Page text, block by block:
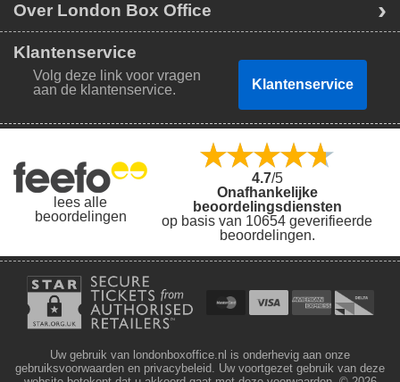
Over London Box Office
Klantenservice
Volg deze link voor vragen
aan de klantenservice.
Klantenservice
lees alle
beoordelingen
4.7/5
Onafhankelijke
beoordelingsdiensten
op basis van 10654 geverifieerde
beoordelingen.
Uw gebruik van londonboxoffice.nl is onderhevig aan onze
gebruiksvoorwaarden en privacybeleid. Uw voortgezet gebruik van deze